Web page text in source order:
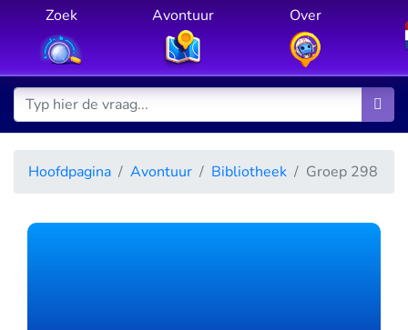
Zoek Avontuur Over
Hoofdpagina Avontuur Bibliotheek Groep 298